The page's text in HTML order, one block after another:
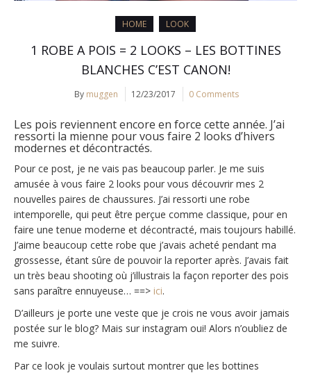
HOME LOOK
1 ROBE A POIS = 2 LOOKS – LES BOTTINES
BLANCHES C’EST CANON!
By muggen 12/23/2017 0 Comments
Les pois reviennent encore en force cette année. J’ai
ressorti la mienne pour vous faire 2 looks d’hivers
modernes et décontractés.
Pour ce post, je ne vais pas beaucoup parler. Je me suis
amusée à vous faire 2 looks pour vous découvrir mes 2
nouvelles paires de chaussures. J’ai ressorti une robe
intemporelle, qui peut être perçue comme classique, pour en
faire une tenue moderne et décontracté, mais toujours habillé.
J’aime beaucoup cette robe que j’avais acheté pendant ma
grossesse, étant sûre de pouvoir la reporter après. J’avais fait
un très beau shooting où j’illustrais la façon reporter des pois
sans paraître ennuyeuse… ==> ici.
D’ailleurs je porte une veste que je crois ne vous avoir jamais
postée sur le blog? Mais sur instagram oui! Alors n’oubliez de
me suivre.
Par ce look je voulais surtout montrer que les bottines